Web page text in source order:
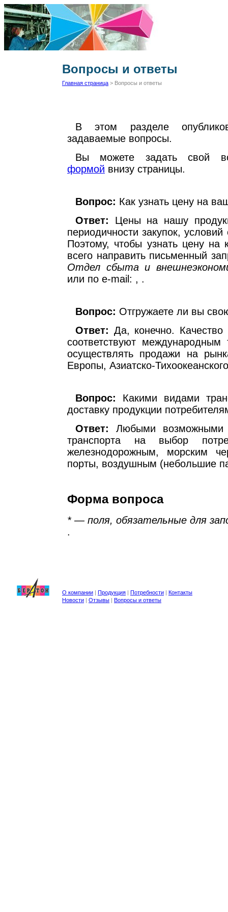
Вопросы и ответы
Главная страница > Вопросы и ответы
В этом разделе
задаваемые вопросы.
Вы можете задать свой
формой внизу страницы.
Вопрос: Как узнать цену на
Ответ: Цены на нашу
периодичности закупок,
Поэтому, чтобы узнать цену на
всего направить письменный
Отдел сбыта и
или по e-mail: , .
Вопрос: Отгружаете ли вы
Ответ: Да, конечно.
соответствуют
осуществлять продажи на
Европы, Азиатско-
Вопрос: Какими видами
доставку продукции
Ответ: Любыми возможными
транспорта на выбор
железнодорожным, морским
порты, воздушным (небольшие
Форма вопроса
* — поля, обязательные для
.
О компании | Продукция | Потребности | Контакты
Новости | Отзывы | Вопросы и ответы